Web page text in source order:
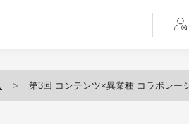
第3回 コンテンツ×異業種 コラボレーシ